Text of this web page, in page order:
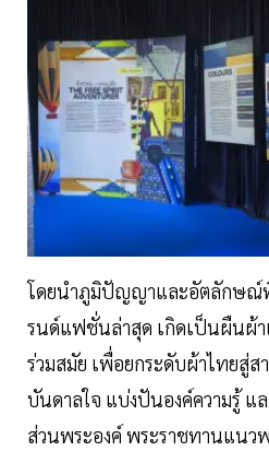
โดยนำภูมิปัญญาและอัตลักษณ์
รนด์แฟชั่นล่าสุด เกิดเป็นผืนผ้
ร่วมสมัย เพื่อยกระดับผ้าไทยสู่ส
บันดาลใจ แบ่งปันองค์ความรู้
ส่วนพระองค์ พระราชทานแนว